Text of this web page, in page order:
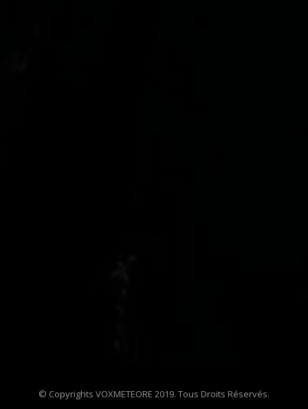
© Copyrights VOXMETEORE 2019. Tous Droits Réservés.